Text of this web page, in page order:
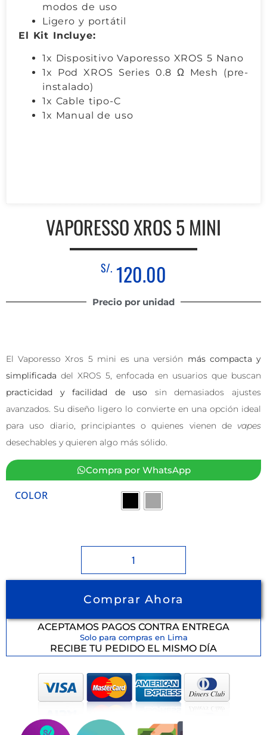
modos de uso
Ligero y portátil
El Kit Incluye:
1x Dispositivo Vaporesso XROS 5 Nano
1x Pod XROS Series 0.8 Ω Mesh (pre-
instalado)
1x Cable tipo-C
1x Manual de uso
VAPORESSO XROS 5 MINI
S/. 120.00
Precio por unidad
El Vaporesso Xros 5 mini es una versión más compacta y
simplificada del XROS 5, enfocada en usuarios que buscan
practicidad y facilidad de uso sin demasiados ajustes
avanzados. Su diseño ligero lo convierte en una opción ideal
para uso diario, principiantes o quienes vienen de vapes
desechables y quieren algo más sólido.
Compra por WhatsApp
COLOR
Comprar Ahora
ACEPTAMOS PAGOS CONTRA ENTREGA
Solo para compras en Lima
RECIBE TU PEDIDO EL MISMO DÍA